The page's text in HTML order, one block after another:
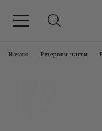
Начало Резервни части